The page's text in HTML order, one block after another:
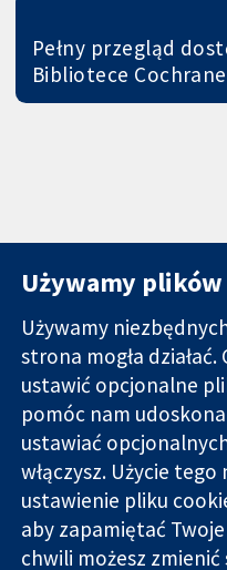
Pełny przegląd
Bibliotece Cochrane
Wiarygodne dane
naukowe.
Świadome
decyzje.
Lepsze zdrowie.
11-13
W1G
Używamy plików
Używamy
strona mogła
ustawić opcjonalne
pomóc nam
ustawiać
włączysz. Użycie
ustawienie pliku
aby zapamiętać
chwili możesz